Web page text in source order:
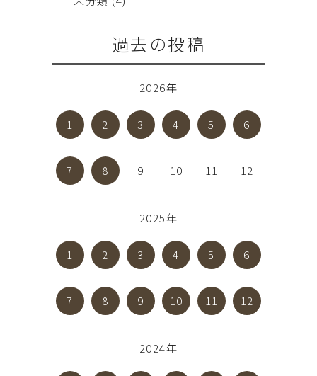
過去の投稿
2026年
1 2 3 4 5 6
7 8 9 10 11 12
2025年
1 2 3 4 5 6
7 8 9 10 11 12
2024年